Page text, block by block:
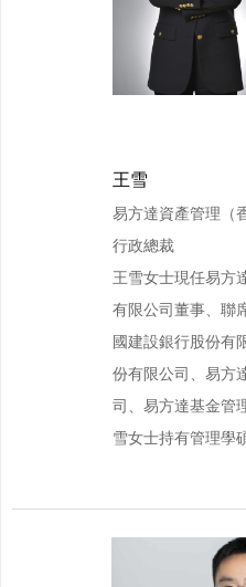
王雪
易方達資產管理（
行政總裁
王雪女士現任易方
有限公司董事、聯
國建設銀行股份有
份有限公司、易方
司、易方達基金管
雪女士持有管理學